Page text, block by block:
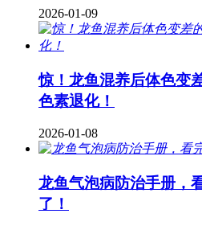
2026-01-09
惊！龙鱼混养后体色变
色素退化！
2026-01-08
龙鱼气泡病防治手册，
了！